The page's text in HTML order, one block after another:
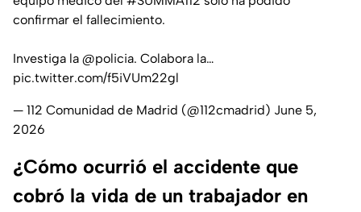
confirmar el fallecimiento.
Investiga la @policia. Colabora la…
pic.twitter.com/f5iVUm22gl
— 112 Comunidad de Madrid (@112cmadrid) June 5,
2026
¿Cómo ocurrió el accidente que
cobró la vida de un trabajador en